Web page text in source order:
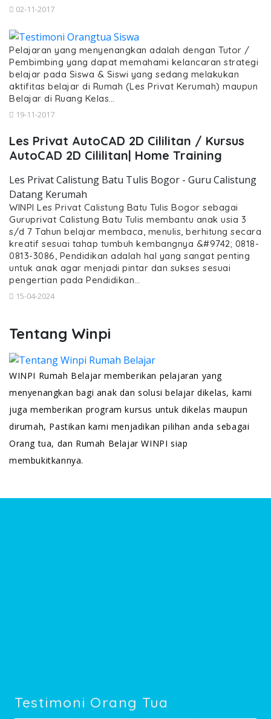
02-11-2017
Pelajaran yang menyenangkan adalah dengan Tutor /
Pembimbing yang dapat memahami kelancaran strategi
belajar pada Siswa & Siswi yang sedang melakukan
aktifitas belajar di Rumah (Les Privat Kerumah) maupun
Belajar di Ruang Kelas…
19-11-2017
Les Privat AutoCAD 2D Cililitan / Kursus
AutoCAD 2D Cililitan| Home Training
Les Privat Calistung Batu Tulis Bogor - Guru Calistung
Datang Kerumah
WINPI Les Privat Calistung Batu Tulis Bogor sebagai
Guruprivat Calistung Batu Tulis membantu anak usia 3
s/d 7 Tahun belajar membaca, menulis, berhitung secara
kreatif sesuai tahap tumbuh kembangnya &#9742; 0818-
0813-3086, Pendidikan adalah hal yang sangat penting
untuk anak agar menjadi pintar dan sukses sesuai
pengertian pada Pendidikan…
15-04-2024
Tentang Winpi
WINPI Rumah Belajar memberikan pelajaran yang
menyenangkan bagi anak dan solusi belajar dikelas, kami
juga memberikan program kursus untuk dikelas maupun
dirumah, Pastikan kami menjadikan pilihan anda sebagai
Orang tua, dan Rumah Belajar WINPI siap
membukitkannya.
Testimoni Orang Tua